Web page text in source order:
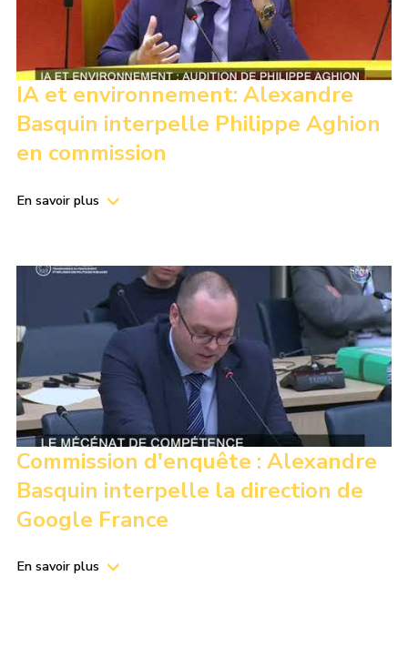
IA et environnement: Alexandre
Basquin interpelle Philippe Aghion
en commission
En savoir plus
Commission d'enquête : Alexandre
Basquin interpelle la direction de
Google France
En savoir plus